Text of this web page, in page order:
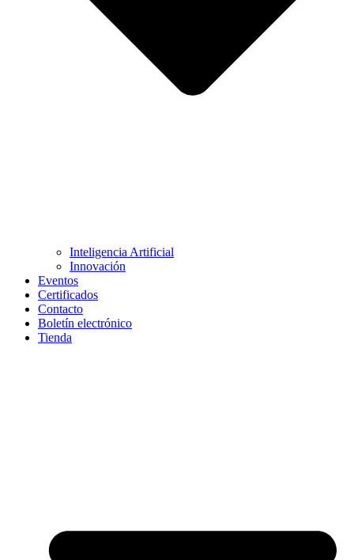
Inteligencia Artificial
Innovación
Eventos
Certificados
Contacto
Boletín electrónico
Tienda